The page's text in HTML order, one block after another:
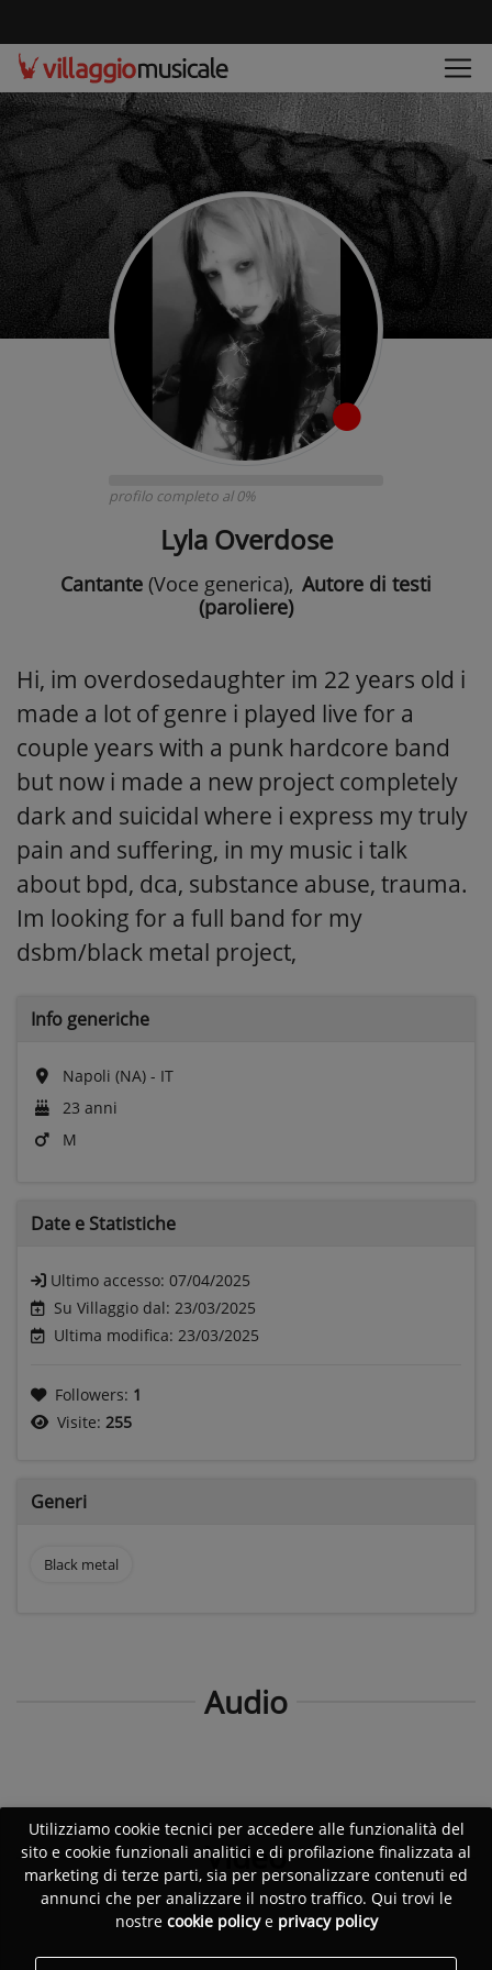
profilo completo al 0%
Lyla Overdose
Cantante (Voce generica), Autore di testi
(paroliere)
Hi, im overdosedaughter im 22 years old i
made a lot of genre i played live for a
couple years with a punk hardcore band
but now i made a new project completely
dark and suicidal where i express my truly
pain and suffering, in my music i talk
about bpd, dca, substance abuse, trauma.
Im looking for a full band for my
dsbm/black metal project,
Info generiche
Napoli (NA) - IT
23 anni
M
Date e Statistiche
Ultimo accesso: 07/04/2025
Su Villaggio dal: 23/03/2025
Ultima modifica: 23/03/2025
Followers: 1
Visite: 255
Generi
Black metal
Audio
Video
Utilizziamo cookie tecnici per accedere alle funzionalità del
sito e cookie funzionali analitici e di profilazione finalizzata al
marketing di terze parti, sia per personalizzare contenuti ed
annunci che per analizzare il nostro traffico. Qui trovi le
nostre cookie policye privacy policy